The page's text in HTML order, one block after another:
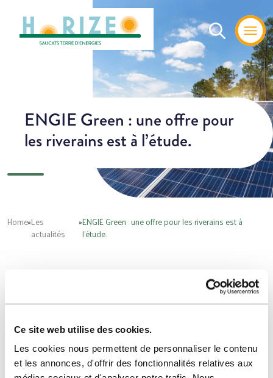
Ce site web utilise des cookies.
Les cookies nous permettent de personnaliser le contenu
et les annonces, d'offrir des fonctionnalités relatives aux
ENGIE Green : une offre pour
les riverains est à l’étude.
Home»Les
actualités
»ENGIE Green : une offre pour les riverains est à
l’étude.
Dans le cadre de ses projets de production
d’énergie renouvelable, ENGIE Green peut
proposer aux riverainsune remise
exceptionnelle sur leur facture d’électricité verte.
Cette offre« Bonus Watt »,conçue par ENGIE